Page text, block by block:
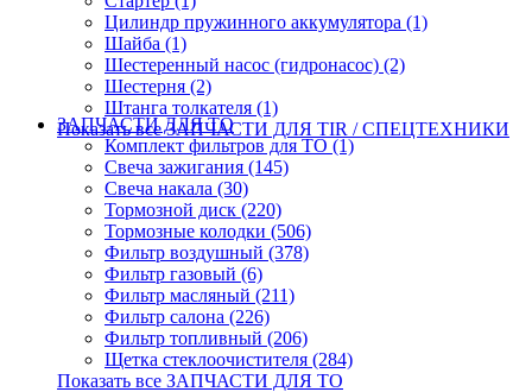
Цилиндр пружинного аккумулятора (1)
Шайба (1)
Шестеренный насос (гидронасос) (2)
Шестерня (2)
Штанга толкателя (1)
Показать все ЗАПЧАСТИ ДЛЯ TIR / СПЕЦТЕХНИКИ
ЗАПЧАСТИ ДЛЯ ТО
Комплект фильтров для ТО (1)
Свеча зажигания (145)
Свеча накала (30)
Тормозной диск (220)
Тормозные колодки (506)
Фильтр воздушный (378)
Фильтр газовый (6)
Фильтр масляный (211)
Фильтр салона (226)
Фильтр топливный (206)
Щетка стеклоочистителя (284)
Показать все ЗАПЧАСТИ ДЛЯ ТО